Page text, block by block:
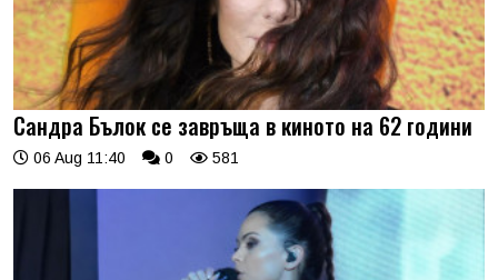
Сандра Бълок се завръща в киното на 62 години
06 Aug 11:40 0 581